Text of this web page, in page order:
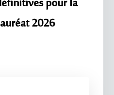
pour la
2026